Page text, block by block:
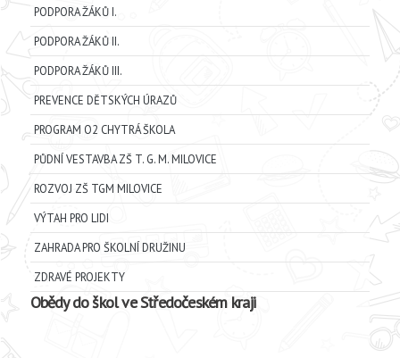
PODPORA ŽÁKŮ I.
PODPORA ŽÁKŮ II.
PODPORA ŽÁKŮ III.
PREVENCE DĚTSKÝCH ÚRAZŮ
PROGRAM O2 CHYTRÁ ŠKOLA
PŮDNÍ VESTAVBA ZŠ T. G. M. MILOVICE
ROZVOJ ZŠ TGM MILOVICE
VÝTAH PRO LIDI
ZAHRADA PRO ŠKOLNÍ DRUŽINU
ZDRAVÉ PROJEKTY
Obědy do škol ve Středočeském kraji